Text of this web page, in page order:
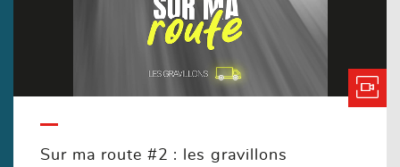
Sur ma route #2 : les gravillons